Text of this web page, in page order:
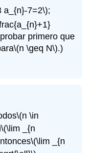
a_{n}-7=2\);
probar primero que
\(n \geq N\).)
\(n \in
\(\lim _{n
\(\lim _{n